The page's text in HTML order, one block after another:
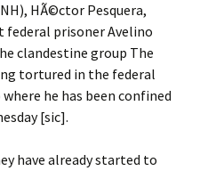
HÃ©ctor Pesquera,
prisoner Avelino
clandestine group The
tortured in the federal
he has been confined
[sic].
have already started to